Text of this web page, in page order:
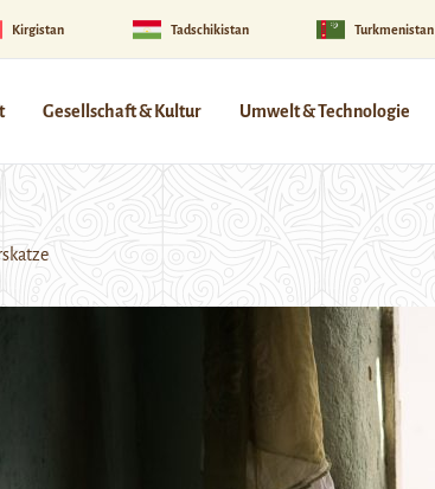
Kirgistan Tadschikistan Turkmenistan
Gesellschaft & Kultur Umwelt & Technologie